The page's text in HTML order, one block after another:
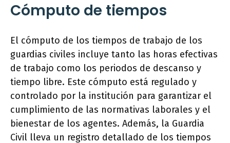
Cómputo de tiempos
El cómputo de los tiempos de trabajo de los
guardias civiles incluye tanto las horas efectivas
de trabajo como los periodos de descanso y
tiempo libre. Este cómputo está regulado y
controlado por la institución para garantizar el
cumplimiento de las normativas laborales y el
bienestar de los agentes. Además, la Guardia
Civil lleva un registro detallado de los tiempos